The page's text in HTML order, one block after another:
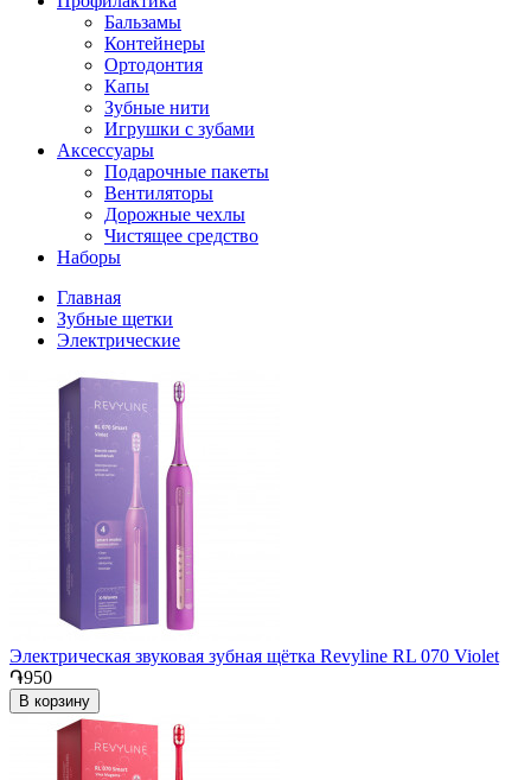
Бальзамы
Контейнеры
Ортодонтия
Капы
Зубные нити
Игрушки с зубами
Аксессуары
Подарочные пакеты
Вентиляторы
Дорожные чехлы
Чистящее средство
Наборы
Главная
Зубные щетки
Электрические
Электрическая звуковая зубная щётка Revyline RL 070 Violet
֏950
В корзину